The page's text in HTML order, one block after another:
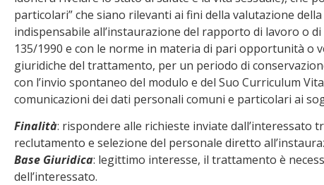
particolari” che siano rilevanti ai fini della valutazione
indispensabile all’instaurazione del rapporto di lavoro o
135/1990 e con le norme in materia di pari opportunità
giuridiche del trattamento, per un periodo di
con l’invio spontaneo del modulo e del Suo Curriculum
comunicazioni dei dati personali comuni e particolari ai
Finalità: rispondere alle richieste inviate dall’interessato
reclutamento e selezione del personale diretto
Base Giuridica: legittimo interesse, il trattamento è
dell’interessato.